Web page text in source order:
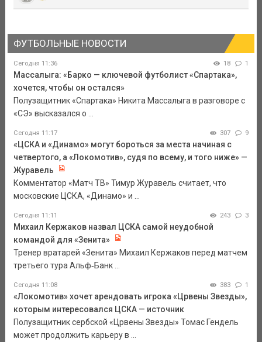
ФУТБОЛЬНЫЕ НОВОСТИ
Сегодня 11:36 18 1
Массалыга: «Барко — ключевой футболист «Спартака»,
хочется, чтобы он остался»
Полузащитник «Спартака» Никита Массалыга в разговоре с
«СЭ» высказался о ...
Сегодня 11:17 307 9
«ЦСКА и «Динамо» могут бороться за места начиная с
четвертого, а «Локомотив», судя по всему, и того ниже» —
Журавель
Комментатор «Матч ТВ» Тимур Журавель считает, что
московские ЦСКА, «Динамо» и ...
Сегодня 11:11 243 3
Михаил Кержаков назвал ЦСКА самой неудобной
командой для «Зенита»
Тренер вратарей «Зенита» Михаил Кержаков перед матчем
третьего тура Альф‑Банк ...
Сегодня 11:08 383 1
«Локомотив» хочет арендовать игрока «Црвены Звезды»,
которым интересовался ЦСКА — источник
Полузащитник сербской «Црвены Звезды» Томас Гендель
может продолжить карьеру в ...